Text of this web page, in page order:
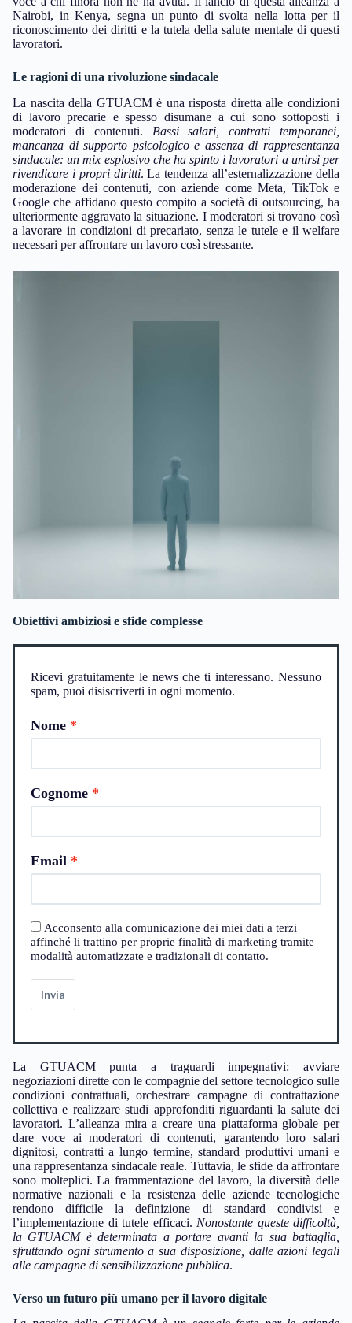
Nairobi, in Kenya, segna un punto di svolta nella lotta per il
riconoscimento dei diritti e la tutela della salute mentale di questi
lavoratori.
Le ragioni di una rivoluzione sindacale
La nascita della GTUACM è una risposta diretta alle condizioni
di lavoro precarie e spesso disumane a cui sono sottoposti i
moderatori di contenuti. Bassi salari, contratti temporanei,
mancanza di supporto psicologico e assenza di rappresentanza
sindacale: un mix esplosivo che ha spinto i lavoratori a unirsi per
rivendicare i propri diritti. La tendenza all’esternalizzazione della
moderazione dei contenuti, con aziende come Meta, TikTok e
Google che affidano questo compito a società di outsourcing, ha
ulteriormente aggravato la situazione. I moderatori si trovano così
a lavorare in condizioni di precariato, senza le tutele e il welfare
necessari per affrontare un lavoro così stressante.
Obiettivi ambiziosi e sfide complesse
Ricevi gratuitamente le news che ti interessano. Nessuno
spam, puoi disiscriverti in ogni momento.
Nome
Cognome
Email
Acconsento alla comunicazione dei miei dati a terzi
affinché li trattino per proprie finalità di marketing tramite
modalità automatizzate e tradizionali di contatto.
Invia
La GTUACM punta a traguardi impegnativi: avviare
negoziazioni dirette con le compagnie del settore tecnologico sulle
condizioni contrattuali, orchestrare campagne di contrattazione
collettiva e realizzare studi approfonditi riguardanti la salute dei
lavoratori. L’alleanza mira a creare una piattaforma globale per
dare voce ai moderatori di contenuti, garantendo loro salari
dignitosi, contratti a lungo termine, standard produttivi umani e
una rappresentanza sindacale reale. Tuttavia, le sfide da affrontare
sono molteplici. La frammentazione del lavoro, la diversità delle
normative nazionali e la resistenza delle aziende tecnologiche
rendono difficile la definizione di standard condivisi e
l’implementazione di tutele efficaci. Nonostante queste difficoltà,
la GTUACM è determinata a portare avanti la sua battaglia,
sfruttando ogni strumento a sua disposizione, dalle azioni legali
alle campagne di sensibilizzazione pubblica.
Verso un futuro più umano per il lavoro digitale